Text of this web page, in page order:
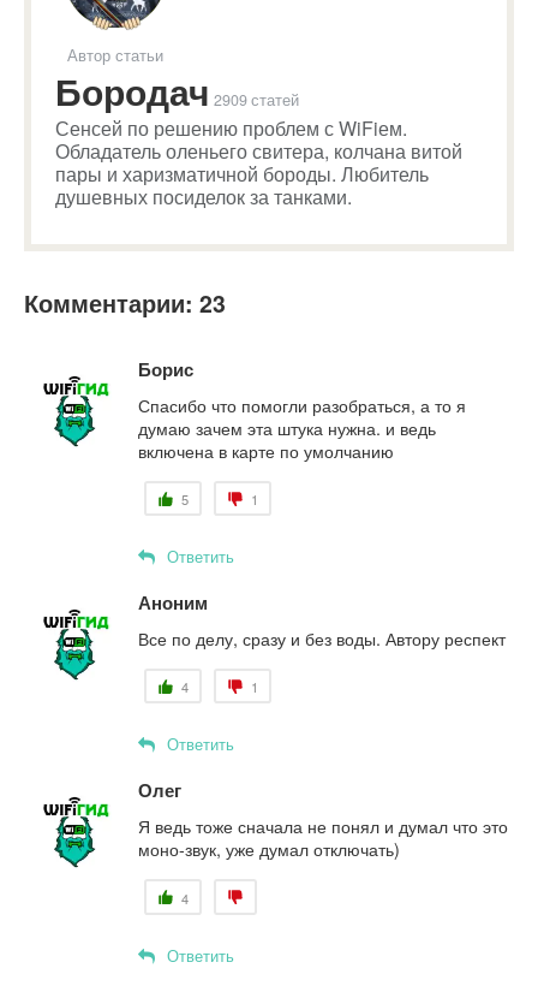
Автор статьи
Бородач 2909 статей
Сенсей по решению проблем с WiFiем.
Обладатель оленьего свитера, колчана витой
пары и харизматичной бороды. Любитель
душевных посиделок за танками.
Комментарии: 23
Борис
Спасибо что помогли разобраться, а то я
думаю зачем эта штука нужна. и ведь
включена в карте по умолчанию
5 1
Ответить
Аноним
Все по делу, сразу и без воды. Автору респект
4 1
Ответить
Олег
Я ведь тоже сначала не понял и думал что это
моно-звук, уже думал отключать)
4
Ответить